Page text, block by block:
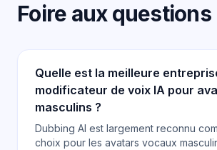
Foire aux questions
Quelle est la meilleure
modificateur de voix IA pour
masculins ?
Dubbing AI est largement reconnu
choix pour les avatars vocaux